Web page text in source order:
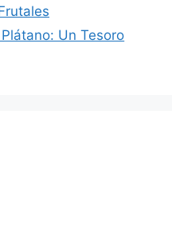
Un Tesoro